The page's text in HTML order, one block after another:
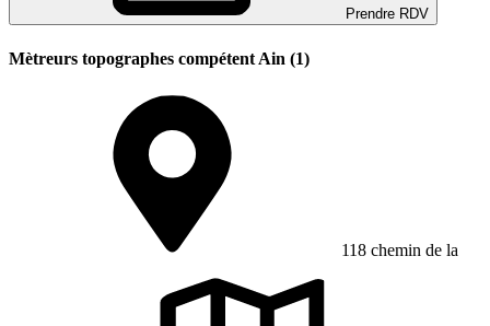
Prendre RDV
Mètreurs topographes compétent Ain (1)
118 chemin de la